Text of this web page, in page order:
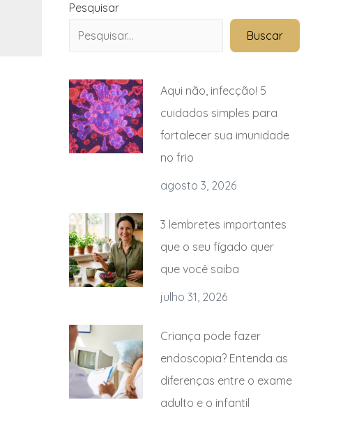
Pesquisar
Buscar
Aqui não, infecção! 5
cuidados simples para
fortalecer sua imunidade
no frio
agosto 3, 2026
3 lembretes importantes
que o seu fígado quer
que você saiba
julho 31, 2026
Criança pode fazer
endoscopia? Entenda as
diferenças entre o exame
adulto e o infantil